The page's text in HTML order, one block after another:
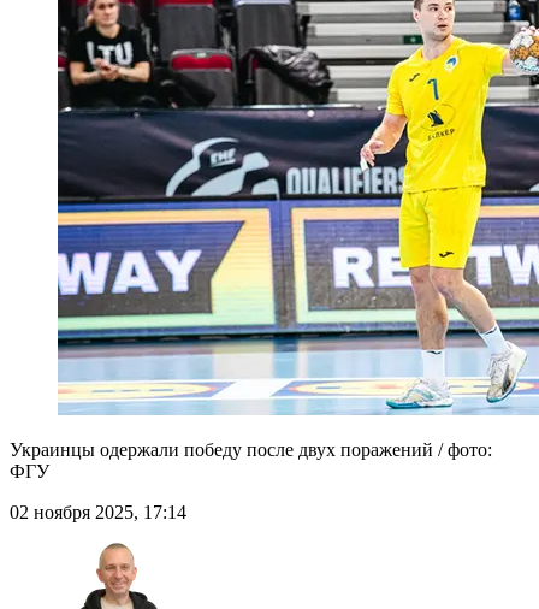
Украинцы одержали победу после двух поражений / фото:
ФГУ
02 ноября 2025, 17:14